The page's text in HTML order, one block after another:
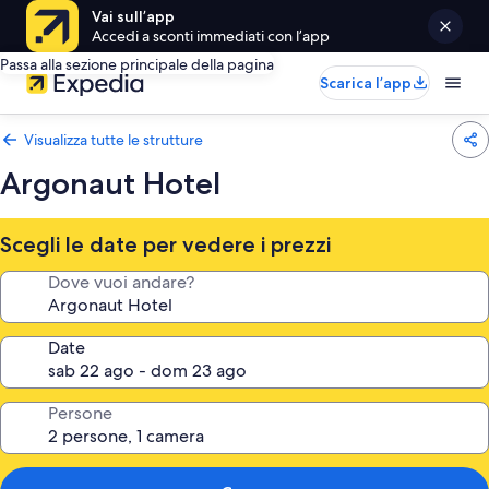
Vai sull’app
Accedi a sconti immediati con l’app
Passa alla sezione principale della pagina
Scarica l’app
Visualizza tutte le strutture
Argonaut Hotel
Scegli le date per vedere i prezzi
Dove vuoi andare?
Date
Persone